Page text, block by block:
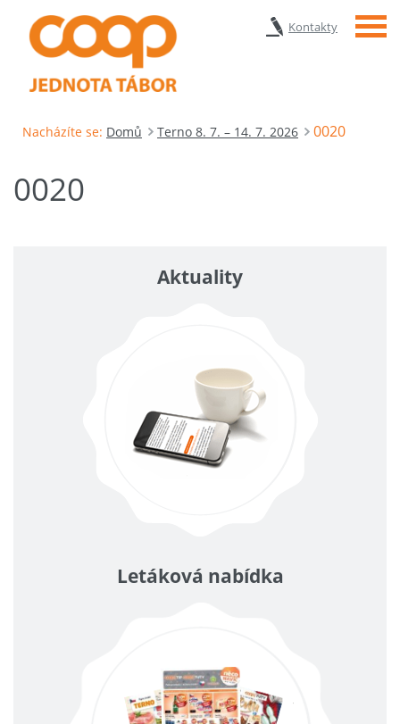
Kontakty Menu
Nacházíte se: Domů Terno 8. 7. – 14. 7. 2026 0020
0020
Aktuality
Letáková nabídka